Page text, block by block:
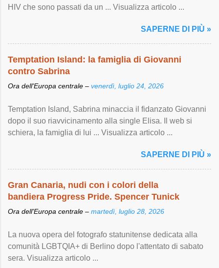
HIV che sono passati da un ... Visualizza articolo ...
SAPERNE DI PIÙ »
Temptation Island: la famiglia di Giovanni
contro Sabrina
Ora dell'Europa centrale – venerdì, luglio 24, 2026
Temptation Island, Sabrina minaccia il fidanzato Giovanni
dopo il suo riavvicinamento alla single Elisa. Il web si
schiera, la famiglia di lui ... Visualizza articolo ...
SAPERNE DI PIÙ »
Gran Canaria, nudi con i colori della
bandiera Progress Pride. Spencer Tunick
Ora dell'Europa centrale – martedì, luglio 28, 2026
La nuova opera del fotografo statunitense dedicata alla
comunità LGBTQIA+ di Berlino dopo l'attentato di sabato
sera. Visualizza articolo ...